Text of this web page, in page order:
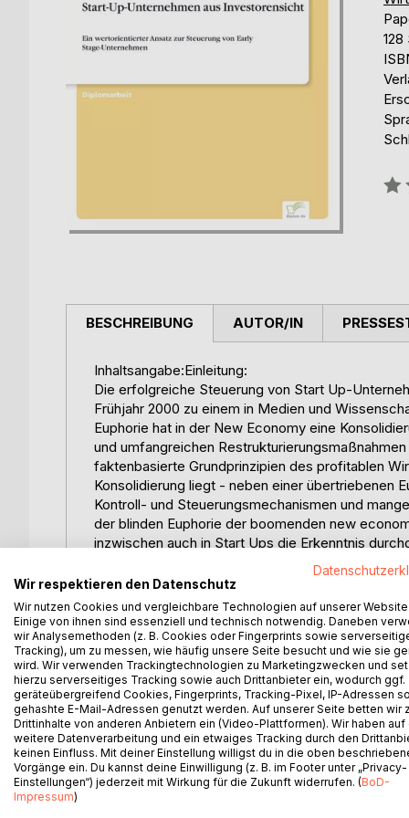
128
BESCHREIBUNG
Inhaltsangabe:Einleitung:
Die erfolgreiche Steuerung von Start Up-
Frühjahr 2000 zu einem in Medien und
Euphorie hat in der New Economy eine
und umfangreichen
faktenbasierte Grundprinzipien des profitablen
Konsolidierung liegt - neben einer übertriebenen
Kontroll- und Steuerungsmechanismen und
der blinden Euphorie der boomenden new
inzwischen auch in Start Ups die Erkenntnis
strategischer wie auf operativer Ebene die
darstellt.
Daher besteht für SU, aber auch für deren
Venture Capital-Branche, so war ein abnormaler
irrationalem Investitionsverhalten und argloser
in den Portfolios begleitet wurde. Die
Investitionsvolumina und regelmäßigen
Beteiligungsportfolios.
Die drängende Herausforderung für
und Nutzung von Methoden und Werkzeugen,
die New Economy zweifelsohne bietet, auf einer
das bestehende Instrumentarium den neuen
Wettbewerbsstrategien und Geschäftsmodelle
traditionellen industriellen wirtschaftlichen
AUTOR/IN
Wir respektieren den Datenschutz
Wir nutzen Cookies und vergleichbare Technologien auf unserer Website.
Einige von ihnen sind essenziell und technisch notwendig. Daneben
wir Analysemethoden (z. B. Cookies oder Fingerprints sowie
Tracking), um zu messen, wie häufig unsere Seite besucht und wie sie
wird. Wir verwenden Trackingtechnologien zu Marketingzwecken und
hierzu serverseitiges Tracking sowie auch Drittanbieter ein, wodurch ggf.
geräteübergreifend Cookies, Fingerprints, Tracking-Pixel, IP-Adressen
gehashte E-Mail-Adressen genutzt werden. Auf unserer Seite betten wir
Drittinhalte von anderen Anbietern ein (Video-Plattformen). Wir haben auf
weitere Datenverarbeitung und ein etwaiges Tracking durch den
keinen Einfluss. Mit deiner Einstellung willigst du in die oben
Vorgänge ein. Du kannst deine Einwilligung (z. B. im Footer unter „Privacy-
Einstellungen“) jederzeit mit Wirkung für die Zukunft widerrufen. (BoD-
Impressum)